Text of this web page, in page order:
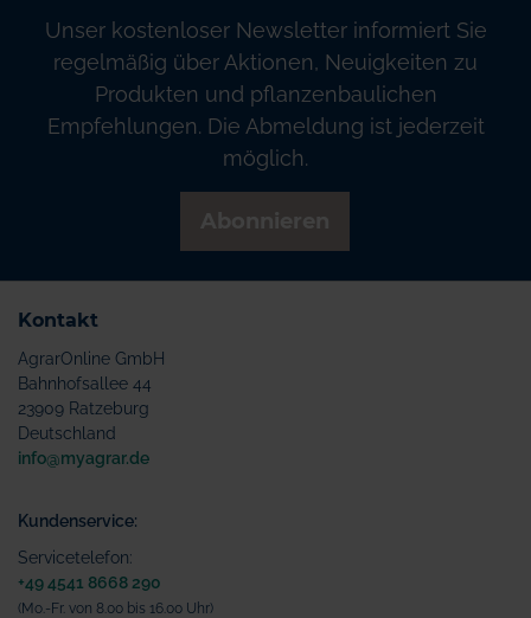
Unser kostenloser Newsletter informiert Sie
regelmäßig über Aktionen, Neuigkeiten zu
Produkten und pflanzenbaulichen
Empfehlungen. Die Abmeldung ist jederzeit
möglich.
Kontakt
AgrarOnline GmbH
Bahnhofsallee 44
23909 Ratzeburg
Deutschland
info@myagrar.de
Kundenservice:
Servicetelefon:
+49 4541 8668 290
(Mo.-Fr. von 8.00 bis 16.00 Uhr)